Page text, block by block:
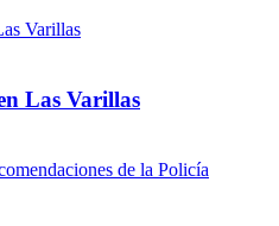
Las Varillas